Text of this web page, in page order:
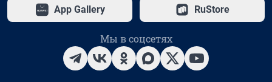
App Gallery RuStore
Мы в соцсетях